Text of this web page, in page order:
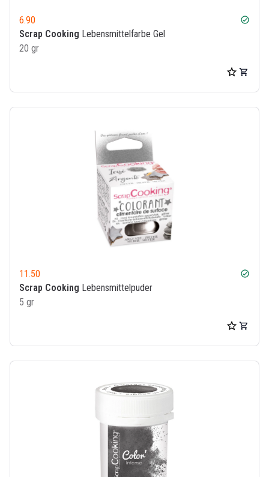
6.90 check_circle
Scrap Cooking Lebensmittelfarbe Gel
20 gr
11.50 check_circle
Scrap Cooking Lebensmittelpuder
5 gr